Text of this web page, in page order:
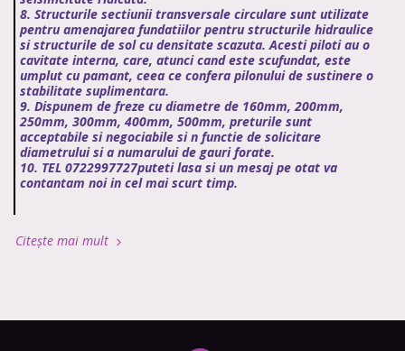
8. Structurile sectiunii transversale circulare sunt utilizate
pentru amenajarea fundatiilor pentru structurile hidraulice
si structurile de sol cu densitate scazuta. Acesti piloti au o
cavitate interna, care, atunci cand este scufundat, este
umplut cu pamant, ceea ce confera pilonului de sustinere o
stabilitate suplimentara.
9. Dispunem de freze cu diametre de 160mm, 200mm,
250mm, 300mm, 400mm, 500mm, preturile sunt
acceptabile si negociabile si n functie de solicitare
diametrului si a numarului de gauri forate.
10. TEL 0722997727puteti lasa si un mesaj pe otat va
contantam noi in cel mai scurt timp.
Citește mai mult